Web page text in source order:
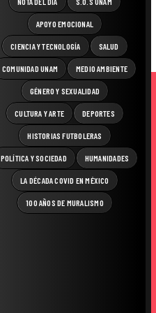
APOYO EMOCIONAL
CIENCIA Y TECNOLOGÍA SALUD
COMUNIDAD UNAM MEDIO AMBIENTE
GÉNERO Y SEXUALIDAD
CULTURA Y ARTE DEPORTES
HISTORIAS FUTBOLERAS
POLÍTICA Y SOCIEDAD HUMANIDADES
LA DÉCADA COVID EN MÉXICO
100 AÑOS DE MURALISMO